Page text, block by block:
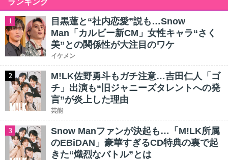
ランキング
1
目黒蓮と“社内恋愛”説も…Snow
Man「カルビー新CM」女性キャラ“さく
美”との関係性が大注目のワケ
イケメン
2
M!LK佐野勇斗もガチ注意…吉田仁人「ゴ
チ」出演も“旧ジャニーズタレントへの発
言”が炎上した理由
芸能
3
Snow Manファンが決起も…「M!LK所属
のEBiDAN」豪華すぎるCD特典の裏で起
きた“熾烈なバトル”とは